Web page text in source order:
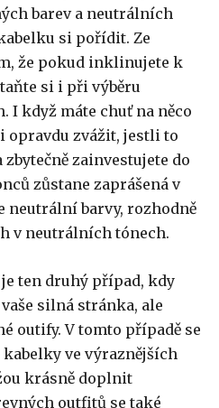
barev a neutrálních
si pořídit. Ze
že pokud inklinujete k
si i při výběru
I když máte chuť na něco
opravdu zvážit, jestli to
zainvestujete do
zůstane zaprášená v
neutrální barvy, rozhodně
v neutrálních tónech.
ten druhý případ, kdy
silná stránka, ale
outify. V tomto případě se
ve výraznějších
krásně doplnit
outfitů se také